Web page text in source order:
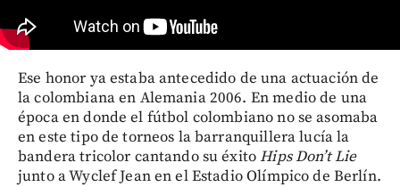
Ese honor ya estaba antecedido de una actuación de
la colombiana en Alemania 2006. En medio de una
época en donde el fútbol colombiano no se asomaba
en este tipo de torneos la barranquillera lucía la
bandera tricolor cantando su éxitoHips Don’t Lie
junto a Wyclef Jean en el Estadio Olímpico de Berlín.